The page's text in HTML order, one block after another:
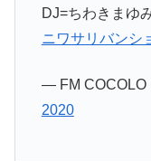
DJ=ちわきまゆ
ニワサリバンシ
— FM COCOLO
2020